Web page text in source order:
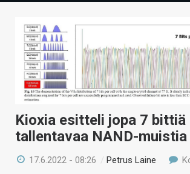
TECHBBS
TIETOA
HINTA.FI
KAUPPA
HAKU
Kioxia esitteli jopa 7 bittiä
tallentavaa NAND-muistia
17.6.2022 - 08:26 /Petrus Laine